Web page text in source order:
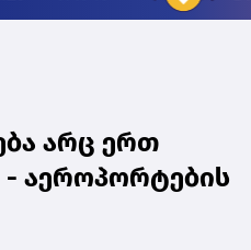
არც ერთ
- აეროპორტების